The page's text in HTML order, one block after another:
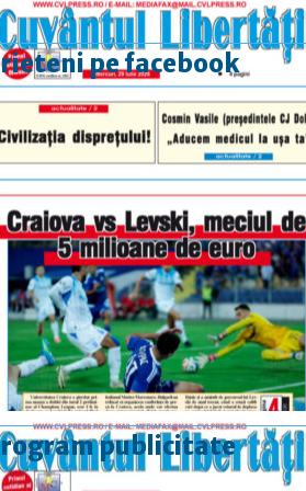
pe facebook
publicitate